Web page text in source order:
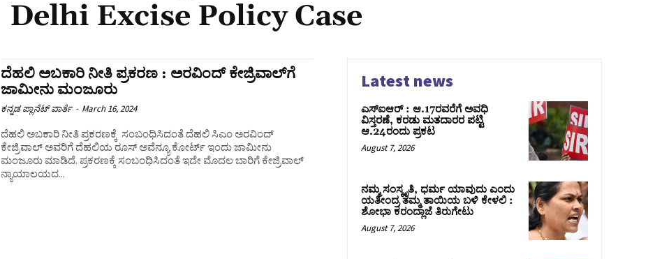
Delhi Excise Policy Case
ದೆಹಲಿ ಅಬಕಾರಿ ನೀತಿ ಪ್ರಕರಣ : ಅರವಿಂದ್ ಕೇಜ್ರಿವಾಲ್​​​​ಗೆ
ಜಾಮೀನು ಮಂಜೂರು
ಕನ್ನಡ ಪ್ಲಾನೆಟ್ ವಾರ್ತೆ - March 16, 2024
ದೆಹಲಿ ಅಬಕಾರಿ ನೀತಿ ಪ್ರಕರಣಕ್ಕೆ ಸಂಬಂಧಿಸಿದಂತೆ ದೆಹಲಿ ಸಿಎಂ ಅರವಿಂದ್
ಕೇಜ್ರಿವಾಲ್​​​ ಅವರಿಗೆ ದೆಹಲಿಯ ರೂಸ್ ಅವೆನ್ಯೂ ಕೋರ್ಟ್ ಇಂದು ಜಾಮೀನು
ಮಂಜೂರು ಮಾಡಿದೆ. ಪ್ರಕರಣಕ್ಕೆ ಸಂಬಂಧಿಸಿದಂತೆ ಇದೇ ಮೊದಲ ಬಾರಿಗೆ ಕೇಜ್ರಿವಾಲ್
ನ್ಯಾಯಾಲಯದ...
Latest news
ಎಸ್‌ಐಆರ್‌ : ಆ.17ರವರೆಗೆ ಅವಧಿ
ವಿಸ್ತರಣೆ, ಕರಡು ಮತದಾರರ ಪಟ್ಟಿ
ಆ.24ರಂದು ಪ್ರಕಟ
August 7, 2026
ನಮ್ಮ ಸಂಸ್ಕೃತಿ, ಧರ್ಮ ಯಾವುದು ಎಂದು
ಯತೀಂದ್ರ ತಮ್ಮ ತಾಯಿಯ ಬಳಿ ಕೇಳಲಿ :
ಶೋಭಾ ಕರಂದ್ಲಾಜೆ ತಿರುಗೇಟು
August 7, 2026